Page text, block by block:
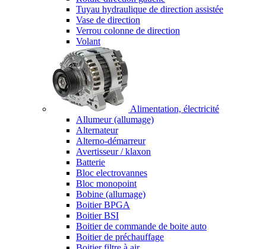
Tuyau hydraulique de direction assistée
Vase de direction
Verrou colonne de direction
Volant
Alimentation, électricité
Allumeur (allumage)
Alternateur
Alterno-démarreur
Avertisseur / klaxon
Batterie
Bloc electrovannes
Bloc monopoint
Bobine (allumage)
Boitier BPGA
Boitier BSI
Boitier de commande de boite auto
Boitier de préchauffage